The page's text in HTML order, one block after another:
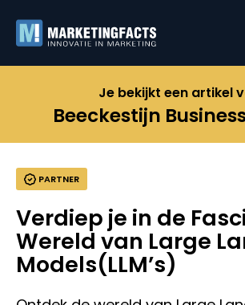
Je bekijkt een artikel
Beeckestijn
PARTNER
Verdiep je in de
Wereld van Large
Models(LLM’s)